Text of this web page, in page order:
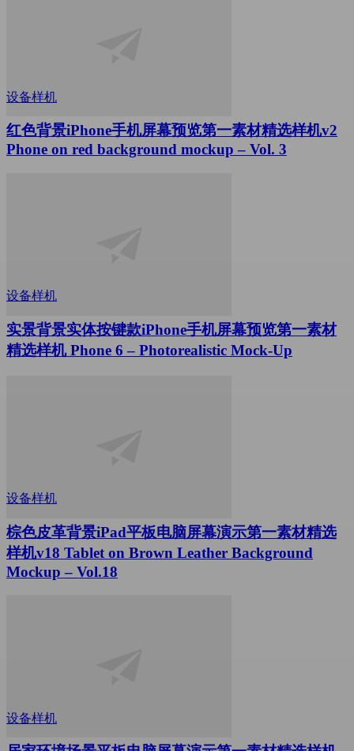
设备样机
红色背景iPhone手机屏幕预览第一素材精选样机v2
Phone on red background mockup – Vol. 3
设备样机
实景背景实体按键款iPhone手机屏幕预览第一素材
精选样机 Phone 6 – Photorealistic Mock-Up
设备样机
棕色皮革背景iPad平板电脑屏幕演示第一素材精选
样机v18 Tablet on Brown Leather Background
Mockup – Vol.18
设备样机